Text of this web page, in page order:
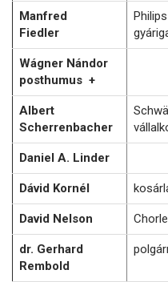
Manfred
Fiedler
Wágner Nándor
posthumus +
Albert
Scherrenbacher
Daniel A. Linder
Dávid Kornél
David Nelson
dr. Gerhard
Rembold